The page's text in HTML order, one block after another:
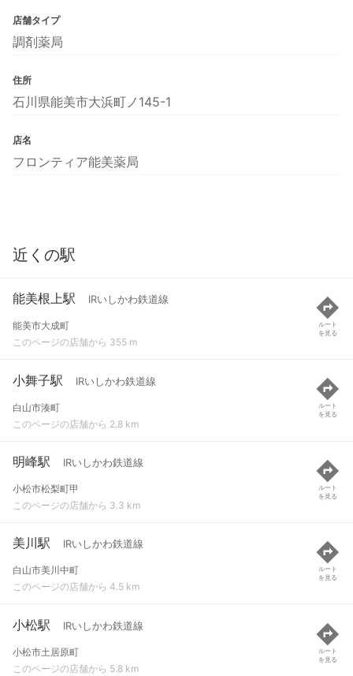
店舗タイプ
調剤薬局
住所
石川県能美市大浜町ノ145-1
店名
フロンティア能美薬局
近くの駅
能美根上駅 IRいしかわ鉄道線
能美市大成町
このページの店舗から 355 m
ルート
を見る
小舞子駅 IRいしかわ鉄道線
白山市湊町
このページの店舗から 2.8 km
ルート
を見る
明峰駅 IRいしかわ鉄道線
小松市松梨町甲
このページの店舗から 3.3 km
ルート
を見る
美川駅 IRいしかわ鉄道線
白山市美川中町
このページの店舗から 4.5 km
ルート
を見る
小松駅 IRいしかわ鉄道線
小松市土居原町
このページの店舗から 5.8 km
ルート
を見る